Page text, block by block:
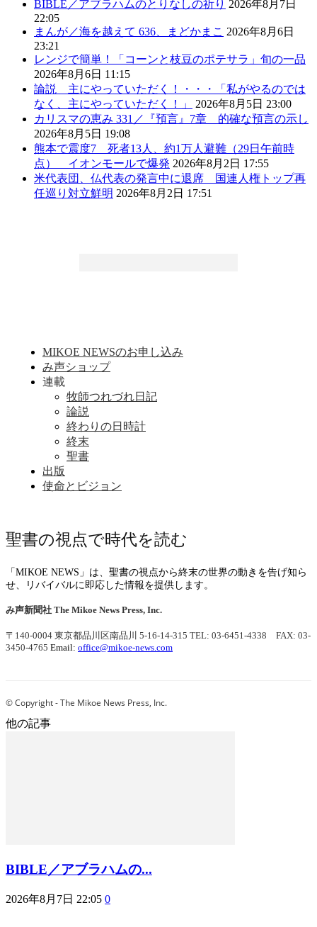
BIBLE／アブラハムのとりなしの祈り 2026年8月7日
22:05
まんが／海を越えて 636、まどかまこ 2026年8月6日
23:21
レンジで簡単！「コーンと枝豆のポテサラ」旬の一品
2026年8月6日 11:15
論説 主にやっていただく！・・・「私がやるのでは
なく、主にやっていただく！」
2026年8月5日 23:00
カリスマの恵み 331／『預言』7章 的確な預言の示し
2026年8月5日 19:08
熊本で震度7 死者13人、約1万人避難（29日午前時
点） イオンモールで爆発 2026年8月2日 17:55
米代表団、仏代表の発言中に退席 国連人権トップ再
任巡り対立鮮明 2026年8月2日 17:51
MIKOE NEWSのお申し込み
み声ショップ
連載
牧師つれづれ日記
論説
終わりの日時計
終末
聖書
出版
使命とビジョン
聖書の視点で時代を読む
「MIKOE NEWS」は、聖書の視点から終末の世界の動きを告げ知ら
せ、リバイバルに即応した情報を提供します。
み声新聞社 The Mikoe News Press, Inc.
〒140-0004 東京都品川区南品川 5-16-14-315 TEL: 03-6451-4338 FAX: 03-
3450-4765 Email: office@mikoe-news.com
© Copyright - The Mikoe News Press, Inc.
他の記事
BIBLE／アブラハムの...
2026年8月7日 22:05 0